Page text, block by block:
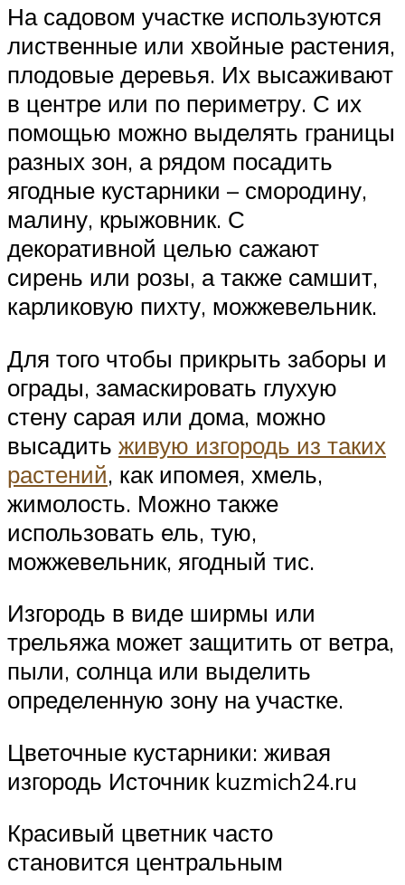
На садовом участке используются
лиственные или хвойные растения,
плодовые деревья. Их высаживают
в центре или по периметру. С их
помощью можно выделять границы
разных зон, а рядом посадить
ягодные кустарники – смородину,
малину, крыжовник. С
декоративной целью сажают
сирень или розы, а также самшит,
карликовую пихту, можжевельник.
Для того чтобы прикрыть заборы и
ограды, замаскировать глухую
стену сарая или дома, можно
высадить живую изгородь из таких
растений, как ипомея, хмель,
жимолость. Можно также
использовать ель, тую,
можжевельник, ягодный тис.
Изгородь в виде ширмы или
трельяжа может защитить от ветра,
пыли, солнца или выделить
определенную зону на участке.
Цветочные кустарники: живая
изгородь Источник kuzmich24.ru
Красивый цветник часто
становится центральным